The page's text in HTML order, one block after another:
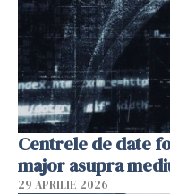
Centrele de date
major asupra
29 APRILIE 2026